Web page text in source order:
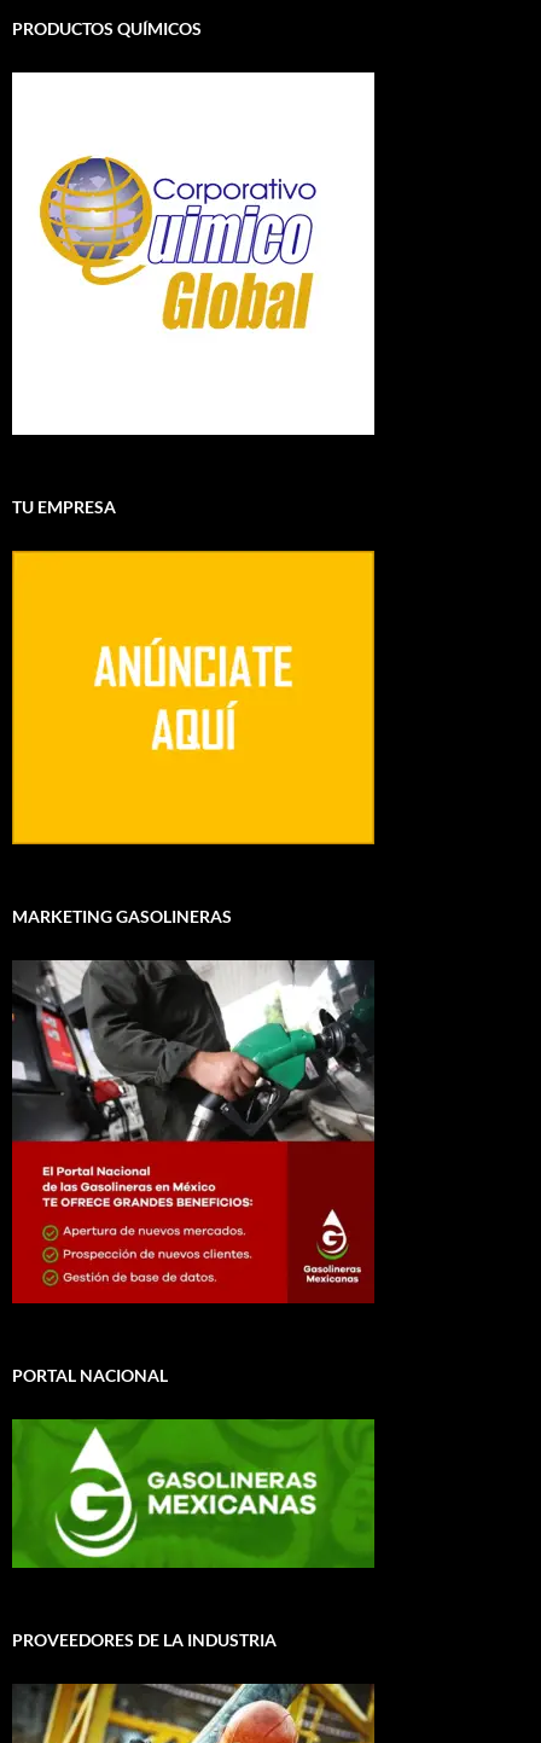
PRODUCTOS QUÍMICOS
TU EMPRESA
MARKETING GASOLINERAS
PORTAL NACIONAL
PROVEEDORES DE LA INDUSTRIA